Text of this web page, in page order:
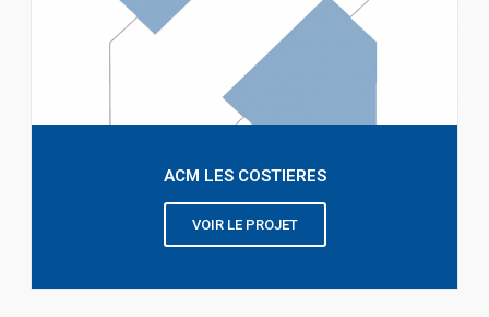
ACM LES COSTIERES
VOIR LE PROJET